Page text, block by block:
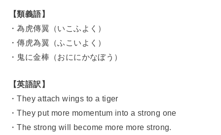
【類義語】
・為虎傳翼（いこふよく）
・傳虎為翼（ふこいよく）
・鬼に金棒（おににかなぼう）
【英語訳】
・They attach wings to a tiger
・They put more momentum into a strong one
・The strong will become more more strong.